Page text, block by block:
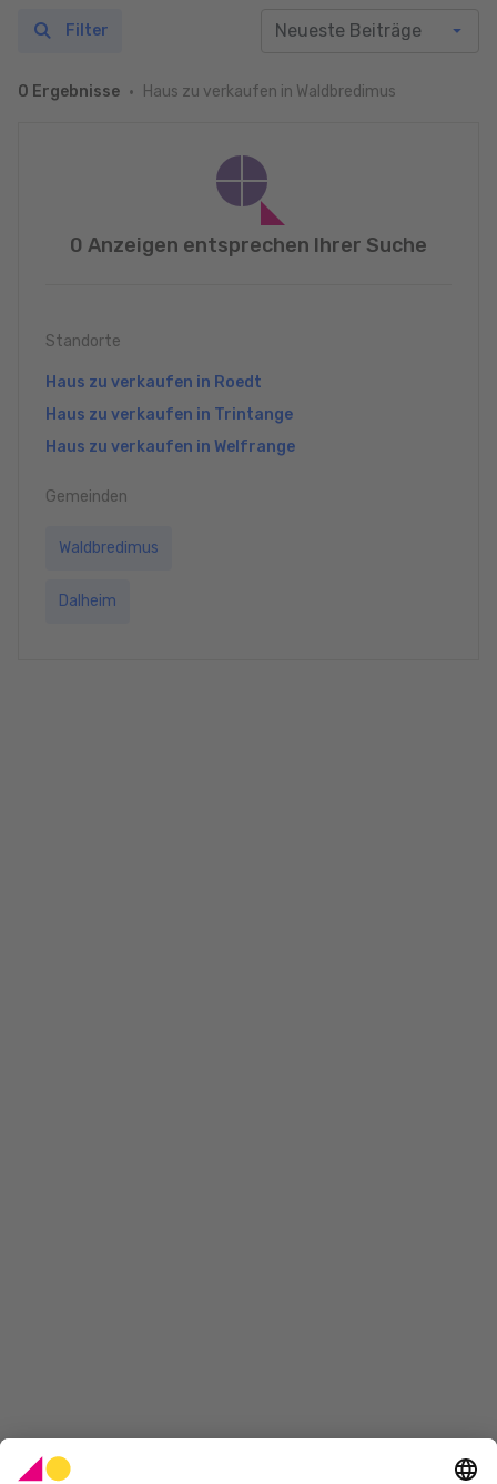
0 Ergebnisse Haus zu verkaufen in Waldbredimus
Filter
0 Anzeigen entsprechen Ihrer Suche
Standorte
Haus zu verkaufen in Roedt
Haus zu verkaufen in Trintange
Haus zu verkaufen in Welfrange
Gemeinden
Waldbredimus
Dalheim